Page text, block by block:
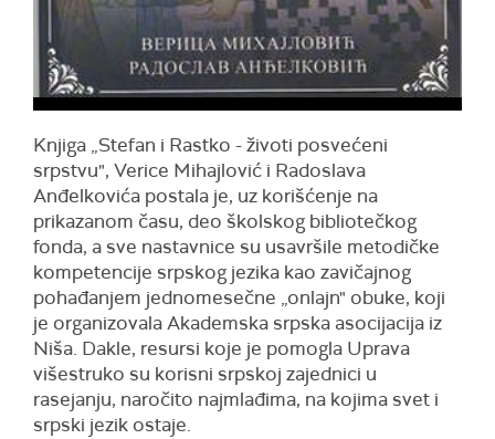
Knjiga „Stefan i Rastko - životi posvećeni
srpstvu", Verice Mihajlović i Radoslava
Anđelkovića postala je, uz korišćenje na
prikazanom času, deo školskog bibliotečkog
fonda, a sve nastavnice su usavršile metodičke
kompetencije srpskog jezika kao zavičajnog
pohađanjem jednomesečne „onlajn" obuke, koji
je organizovala Akademska srpska asocijacija iz
Niša. Dakle, resursi koje je pomogla Uprava
višestruko su korisni srpskoj zajednici u
rasejanju, naročito najmlađima, na kojima svet i
srpski jezik ostaje.